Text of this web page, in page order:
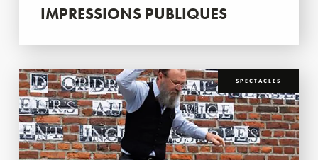
IMPRESSIONS PUBLIQUES
SPECTACLES